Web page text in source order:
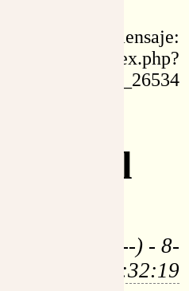
de este mensaje:
index.php?
idu=fr_26534
del
) - 8-
abr-2006, 8:32:19